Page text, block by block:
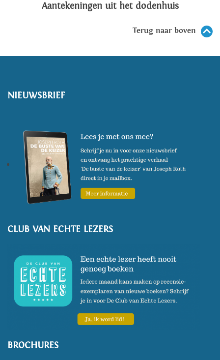
Aantekeningen uit het dodenhuis
Terug naar boven
NIEUWSBRIEF
CLUB VAN ECHTE LEZERS
BROCHURES